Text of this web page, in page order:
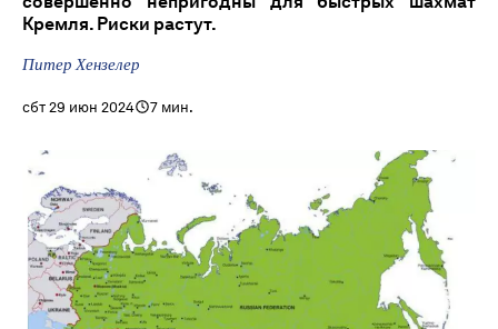
Кремля. Риски растут.
Питер Хензелер
сбт 29 июн 2024 7 мин.